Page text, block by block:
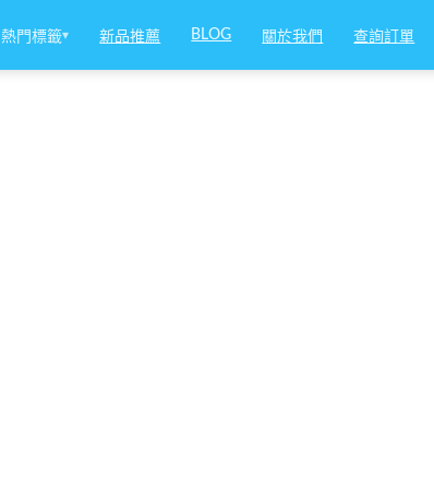
熱門標籤▾ 新品推薦 BLOG 關於我們 查詢訂單